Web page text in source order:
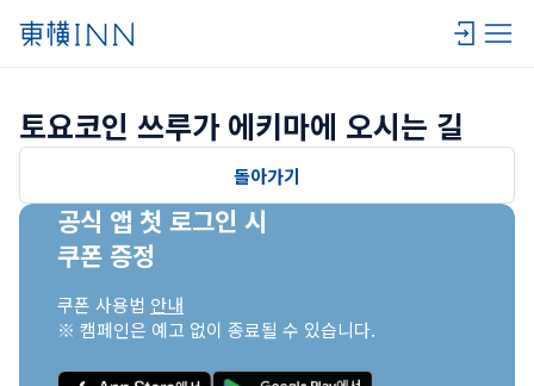
토요코인 쓰루가 에키마에 오시는 길
돌아가기
공식 앱 첫 로그인 시
쿠폰 증정
쿠폰 사용법 안내
※ 캠페인은 예고 없이 종료될 수 있습니다.